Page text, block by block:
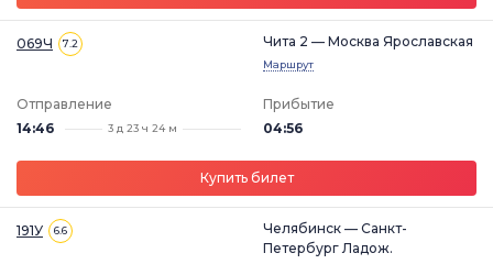
069Ч 7.2 Чита 2 — Москва Ярославская
Маршрут
Отправление
14:46
3 д 23 ч 24 м
Прибытие
04:56
Купить билет
191У 6.6
Челябинск — Санкт-
Петербург Ладож.